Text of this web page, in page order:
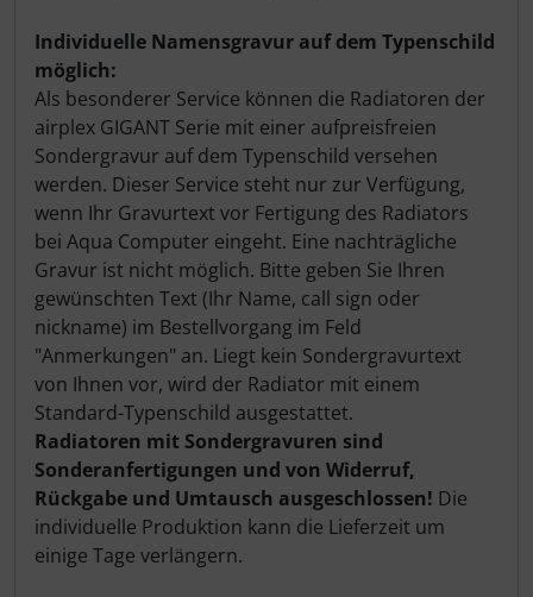
Individuelle Namensgravur auf dem Typenschild
möglich:
Als besonderer Service können die Radiatoren der
airplex GIGANT Serie mit einer aufpreisfreien
Sondergravur auf dem Typenschild versehen
werden. Dieser Service steht nur zur Verfügung,
wenn Ihr Gravurtext vor Fertigung des Radiators
bei Aqua Computer eingeht. Eine nachträgliche
Gravur ist nicht möglich. Bitte geben Sie Ihren
gewünschten Text (Ihr Name, call sign oder
nickname) im Bestellvorgang im Feld
"Anmerkungen" an. Liegt kein Sondergravurtext
von Ihnen vor, wird der Radiator mit einem
Standard-Typenschild ausgestattet.
Radiatoren mit Sondergravuren sind
Sonderanfertigungen und von Widerruf,
Rückgabe und Umtausch ausgeschlossen! Die
individuelle Produktion kann die Lieferzeit um
einige Tage verlängern.